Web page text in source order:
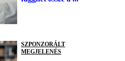
SZPONZORÁLT
MEGJELENÉS